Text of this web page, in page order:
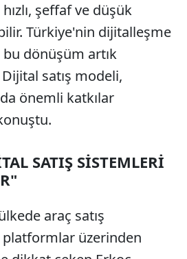
şeffaf ve düşük
Türkiye'nin dijitalleşme
dönüşüm artık
satış modeli,
önemli katkılar
SATIŞ SİSTEMLERİ
araç satış
üzerinden